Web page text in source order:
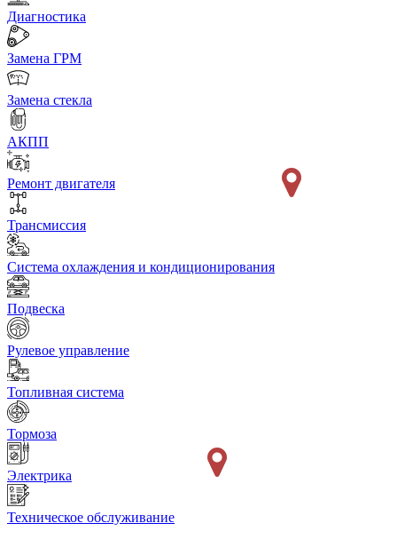
Диагностика
Замена ГРМ
Замена стекла
АКПП
Ремонт двигателя
Трансмиссия
Система охлаждения и кондиционирования
Подвеска
Рулевое управление
Топливная система
Тормоза
Электрика
Техническое обслуживание